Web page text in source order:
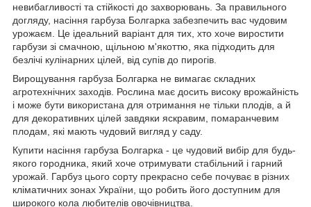
невибагливості та стійкості до захворювань. За правильного
догляду, насіння гарбуза Болгарка забезпечить вас чудовим
урожаєм. Це ідеальний варіант для тих, хто хоче виростити
гарбузи зі смачною, щільною м'якоттю, яка підходить для
безлічі кулінарних цілей, від супів до пирогів.
Вирощування гарбуза Болгарка не вимагає складних
агротехнічних заходів. Рослина має досить високу врожайність
і може бути використана для отримання не тільки плодів, а й
для декоративних цілей завдяки яскравим, помаранчевим
плодам, які мають чудовий вигляд у саду.
Купити насіння гарбуза Болгарка - це чудовий вибір для будь-
якого городника, який хоче отримувати стабільний і гарний
урожай. Гарбуз цього сорту прекрасно себе почуває в різних
кліматичних зонах України, що робить його доступним для
широкого кола любителів овочівництва.